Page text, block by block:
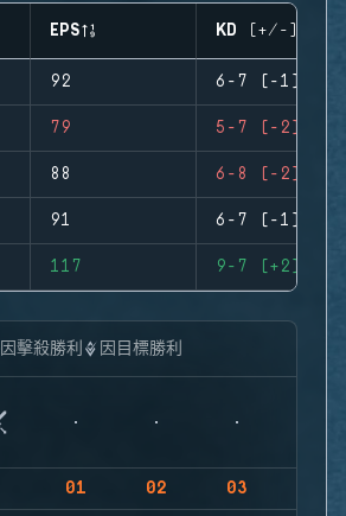
EPS KD (+/-)
92 6-7 (-1)
79 5-7 (-2)
88 6-8 (-2)
91 6-7 (-1)
117 9-7 (+2)
因擊殺勝利 因目標勝利
01 02 03